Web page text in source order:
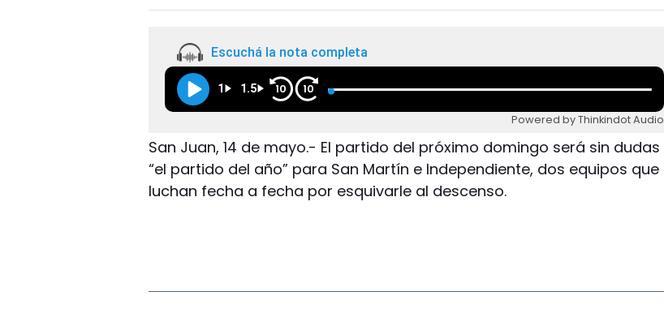
Escuchá la nota completa
1 1.5 10 10
Powered by Thinkindot Audio
San Juan, 14 de mayo.- El partido del próximo domingo será sin dudas
“el partido del año” para San Martín e Independiente, dos equipos que
luchan fecha a fecha por esquivarle al descenso.